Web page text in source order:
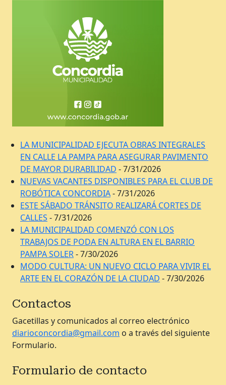
LA MUNICIPALIDAD EJECUTA OBRAS INTEGRALES
EN CALLE LA PAMPA PARA ASEGURAR PAVIMENTO
DE MAYOR DURABILIDAD - 7/31/2026
NUEVAS VACANTES DISPONIBLES PARA EL CLUB DE
ROBÓTICA CONCORDIA- 7/31/2026
ESTE SÁBADO TRÁNSITO REALIZARÁ CORTES DE
CALLES - 7/31/2026
LA MUNICIPALIDAD COMENZÓ CON LOS
TRABAJOS DE PODA EN ALTURA EN EL BARRIO
PAMPA SOLER- 7/30/2026
MODO CULTURA: UN NUEVO CICLO PARA VIVIR EL
ARTE EN EL CORAZÓN DE LA CIUDAD - 7/30/2026
Contactos
Gacetillas y comunicados al correo electrónico
diarioconcordia@gmail.com o a través del siguiente
Formulario.
Formulario de contacto